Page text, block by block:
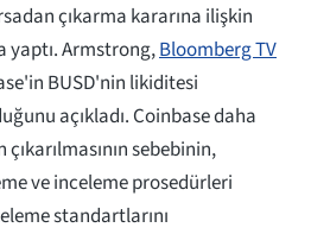
çıkarma kararına ilişkin
yaptı. Armstrong,Bloomberg TV
BUSD'nin likiditesi
açıkladı. Coinbase daha
sebebinin,
ve inceleme prosedürleri
standartlarını